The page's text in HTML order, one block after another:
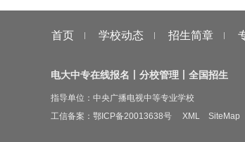
首页 学校动态 招生简章
电大中专在线报名丨分校管理丨全国招生
指导单位：中央广播电视中等专业学校
工信备案： 鄂ICP备20013638号 XML SiteMap